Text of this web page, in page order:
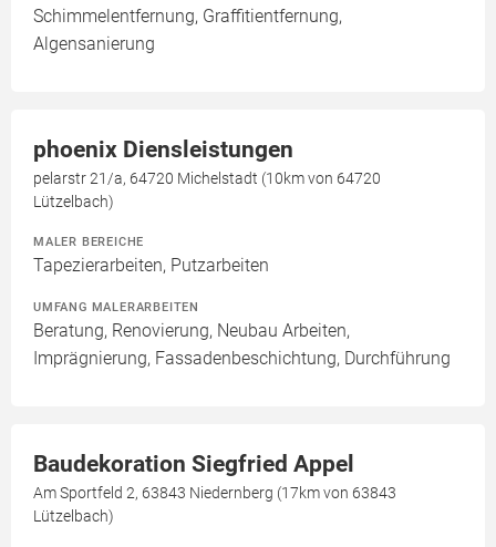
Schimmelentfernung, Graffitientfernung,
Algensanierung
phoenix Diensleistungen
pelarstr 21/a, 64720 Michelstadt (10km von 64720
Lützelbach)
MALER BEREICHE
Tapezierarbeiten, Putzarbeiten
UMFANG MALERARBEITEN
Beratung, Renovierung, Neubau Arbeiten,
Imprägnierung, Fassadenbeschichtung, Durchführung
Baudekoration Siegfried Appel
Am Sportfeld 2, 63843 Niedernberg (17km von 63843
Lützelbach)